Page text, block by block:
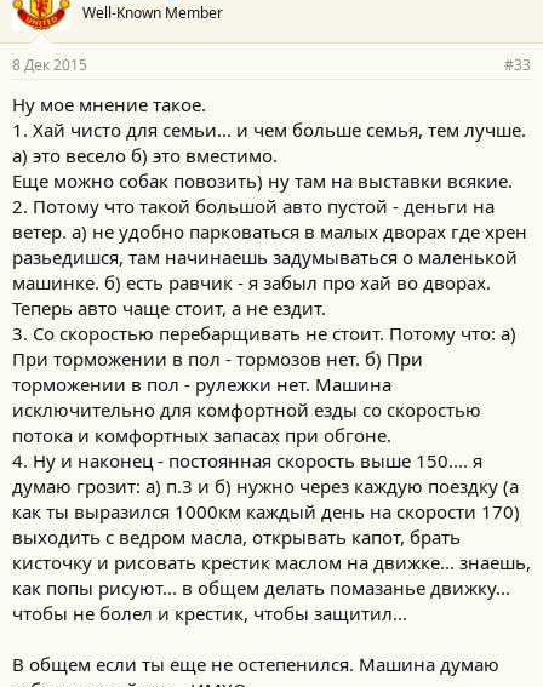
Well-Known Member
8 Дек 2015 #33
Ну мое мнение такое.
1. Хай чисто для семьи... и чем больше семья, тем лучше.
а) это весело б) это вместимо.
Еще можно собак повозить) ну там на выставки всякие.
2. Потому что такой большой авто пустой - деньги на
ветер. а) не удобно парковаться в малых дворах где хрен
разьедишся, там начинаешь задумываться о маленькой
машинке. б) есть равчик - я забыл про хай во дворах.
Теперь авто чаще стоит, а не ездит.
3. Со скоростью перебарщивать не стоит. Потому что: а)
При торможении в пол - тормозов нет. б) При
торможении в пол - рулежки нет. Машина
исключительно для комфортной езды со скоростью
потока и комфортных запасах при обгоне.
4. Ну и наконец - постоянная скорость выше 150.... я
думаю грозит: а) п.3 и б) нужно через каждую поездку (а
как ты выразился 1000км каждый день на скорости 170)
выходить с ведром масла, открывать капот, брать
кисточку и рисовать крестик маслом на движке... знаешь,
как попы рисуют... в общем делать помазанье движку...
чтобы не болел и крестик, чтобы защитил...
В общем если ты еще не остепенился. Машина думаю